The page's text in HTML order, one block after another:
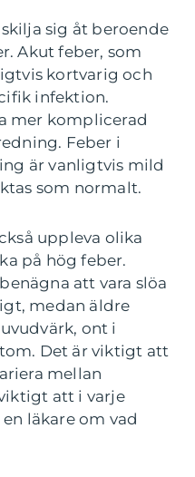
sig åt beroende
Akut feber, som
kortvarig och
infektion.
mer komplicerad
Feber i
är vanligtvis mild
som normalt.
uppleva olika
på hög feber.
att vara slöa
medan äldre
ont i
Det är viktigt att
mellan
att i varje
läkare om vad